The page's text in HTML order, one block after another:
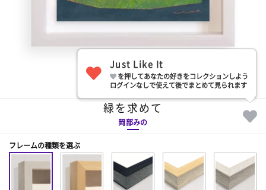
部屋に飾る
緑を求めて
岡部みの
フレームの種類を選ぶ
Just Like It
を押してあなたの好きをコレクションしよう
ログインなしで使えて後でまとめて見られます